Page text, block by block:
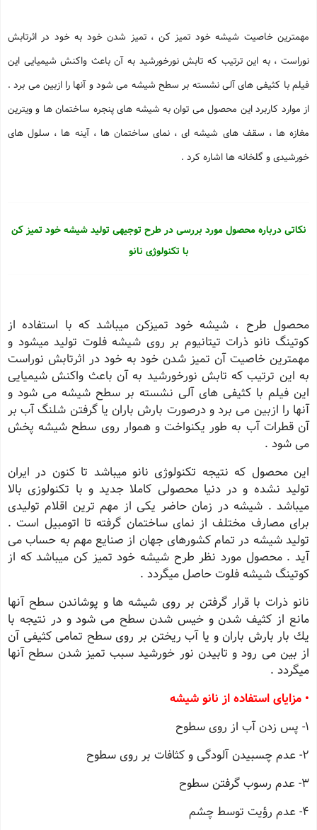
مهمترین خاصیت شیشه خود تمیز کن ، تمیز شدن خود به خود در اثرتابش
نوراست ، به این ترتیب كه تابش نورخورشید به آن باعث واكنش شیمیایی این
فیلم با كثیفی های آلی نشسته بر سطح شیشه می شود و آنها را ازبین می برد .
از موارد کاربرد این محصول می توان به شیشه های پنجره ساختمان ها و ویترین
مغازه ها ، سقف های شیشه ای ، نمای ساختمان ها ، آینه ها ، سلول های
خورشیدی و گلخانه ها اشاره کرد .
نکاتی درباره محصول مورد بررسی در طرح توجیهی تولید شیشه خود تمیز کن
با تکنولوژی نانو
محصول طرح ، شیشه خود تمیزكن میباشد كه با استفاده از
كوتینگ نانو ذرات تیتانیوم بر روی شیشه فلوت تولید میشود و
مهمترین خاصیت آن تمیز شدن خود به خود در اثرتابش نوراست
به این ترتیب كه تابش نورخورشید به آن باعث واكنش شیمیایی
این فیلم با كثیفی های آلی نشسته بر سطح شیشه می شود و
آنها را ازبین می برد و درصورت بارش باران یا گرفتن شلنگ آب بر
آن قطرات آب به طور یكنواخت و هموار روی سطح شیشه پخش
می شود .
این محصول كه نتیجه تكنولوژی نانو میباشد تا كنون در ایران
تولید نشده و در دنیا محصولی كاملا جدید و با تكنولوزی بالا
میباشد . شیشه در زمان حاضر یكى از مهم ترین اقلام تولیدى
براى مصارف مختلف از نماى ساختمان گرفته تا اتومبیل است .
تولید شیشه در تمام كشورهاى جهان از صنایع مهم به حساب مى
آید . محصول مورد نظر طرح شیشه خود تمیز كن میباشد كه از
كوتینگ شیشه فلوت حاصل میگردد .
نانو ذرات با قرار گرفتن بر روی شیشه ها و پوشاندن سطح آنها
مانع از كثیف شدن و خیس شدن سطح می شود و در نتیجه با
یك بار بارش باران و یا آب ریختن بر روی سطح تمامی كثیفی آن
از بین می رود و تابیدن نور خورشید سبب تمیز شدن سطح آنها
میگردد .
• مزایای استفاده از نانو شیشه
1- پس زدن آب از روی سطوح
2- عدم چسبیدن آلودگی و كثافات بر روی سطوح
3- عدم رسوب گرفتن سطوح
4- عدم رؤیت توسط چشم